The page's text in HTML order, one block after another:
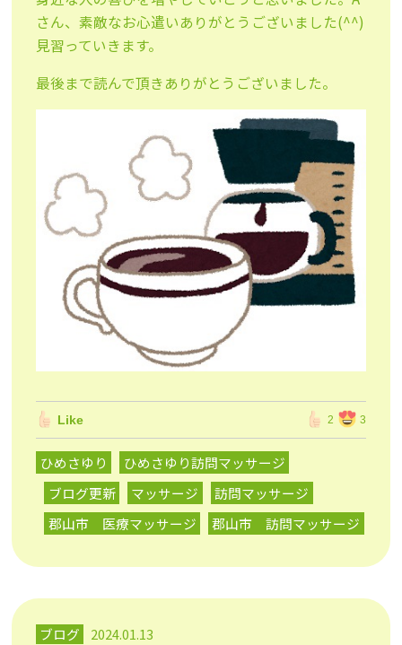
さん、素敵なお心遣いありがとうございました(^^)
見習っていきます。
最後まで読んで頂きありがとうございました。
Like 2 3
ひめさゆり
ひめさゆり訪問マッサージ
ブログ更新
マッサージ
訪問マッサージ
郡山市 医療マッサージ
郡山市 訪問マッサージ
ブログ 2024.01.13